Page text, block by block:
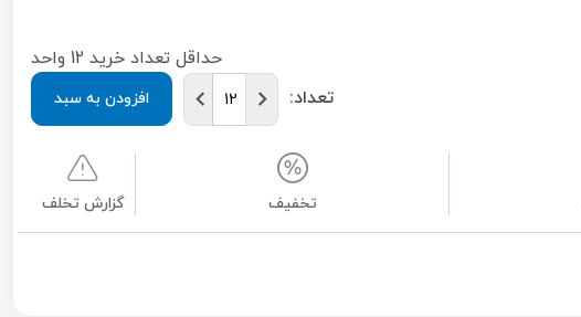
حداقل تعداد خرید 12 واحد
تعداد:
افزودن به سبد
تخفیف گزارش تخلف